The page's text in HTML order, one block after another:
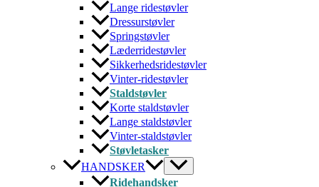
Lange ridestøvler
Dressurstøvler
Springstøvler
Læderridestøvler
Sikkerhedsridestøvler
Vinter-ridestøvler
Staldstøvler
Korte staldstøvler
Lange staldstøvler
Vinter-staldstøvler
Støvletasker
HANDSKER
Ridehandsker